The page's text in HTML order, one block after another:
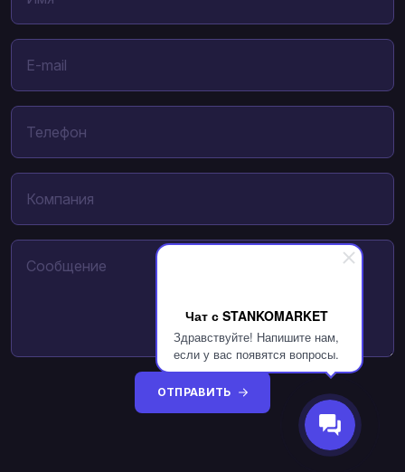
Чат с STANKOMARKET
Здравствуйте! Напишите нам,
если у вас появятся вопросы.
ОТПРАВИТЬ